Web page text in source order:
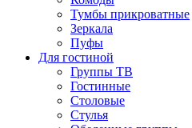
Тумбы прикроватные
Зеркала
Пуфы
Для гостиной
Группы ТВ
Гостинные
Столовые
Стулья